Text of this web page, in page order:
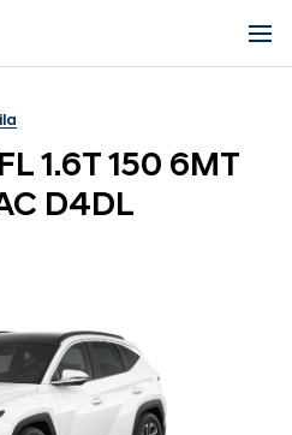
1.6T 150 6MT
D4DL